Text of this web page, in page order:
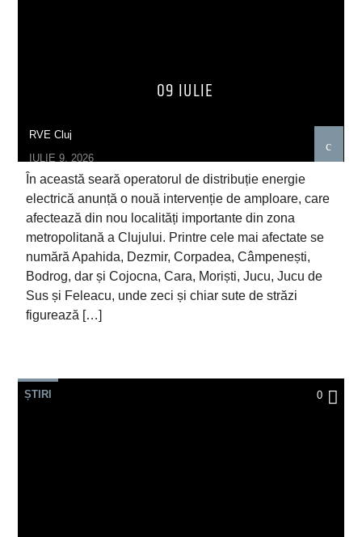
09 IULIE
RVE Cluj
IULIE 9, 2026
În această seară operatorul de distribuție energie
electrică anunță o nouă intervenție de amploare, care
afectează din nou localități importante din zona
metropolitană a Clujului. Printre cele mai afectate se
numără Apahida, Dezmir, Corpadea, Câmpenești,
Bodrog, dar și Cojocna, Cara, Moriști, Jucu, Jucu de
Sus și Feleacu, unde zeci și chiar sute de străzi
figurează […]
ȘTIRI 0